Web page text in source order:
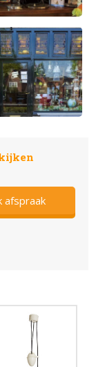
afspraak